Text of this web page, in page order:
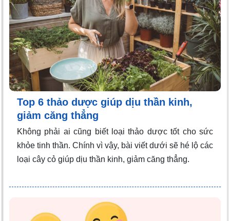
Top 6 thảo dược giúp dịu thần kinh,
giảm căng thẳng
Không phải ai cũng biết loại thảo dược tốt cho sức
khỏe tinh thần. Chính vì vậy, bài viết dưới sẽ hé lộ các
loại cây cỏ giúp dịu thần kinh, giảm căng thẳng.